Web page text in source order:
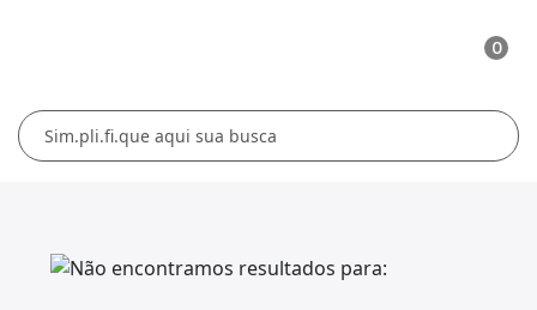
0
Cozinha
Conforto Térmico
Cuidados Pessoais